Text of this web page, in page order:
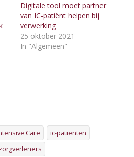
Digitale tool moet partner
van IC-patiënt helpen bij
verwerking
25 oktober 2021
In "Algemeen"
Care
ic-patiënten